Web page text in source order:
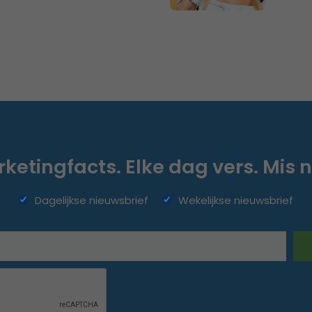
Elke dag vers. Mis
Dagelijkse nieuwsbrief Wekelijkse nieuwsbrief